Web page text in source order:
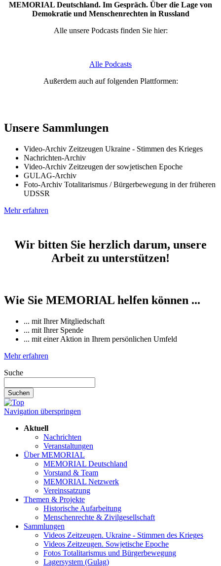
MEMORIAL Deutschland. Im Gespräch. Über die Lage von
Demokratie und Menschenrechten in Russland
Alle unsere Podcasts finden Sie hier:
Alle Podcasts
Außerdem auch auf folgenden Plattformen:
Unsere Sammlungen
Video-Archiv Zeitzeugen Ukraine - Stimmen des Krieges
Nachrichten-Archiv
Video-Archiv Zeitzeugen der sowjetischen Epoche
GULAG-Archiv
Foto-Archiv Totalitarismus / Bürgerbewegung in der früheren
UDSSR
Mehr erfahren
Wir bitten Sie herzlich darum, unsere
Arbeit zu unterstützen!
Wie Sie MEMORIAL helfen können ...
... mit Ihrer Mitgliedschaft
... mit Ihrer Spende
... mit einer Aktion in Ihrem persönlichen Umfeld
Mehr erfahren
Suche
Suchen
Navigation überspringen
Aktuell
Nachrichten
Veranstaltungen
Über MEMORIAL
MEMORIAL Deutschland
Vorstand & Team
MEMORIAL Netzwerk
Vereinssatzung
Themen & Projekte
Historische Aufarbeitung
Menschenrechte & Zivilgesellschaft
Sammlungen
Videos Zeitzeugen. Ukraine - Stimmen des Krieges
Videos Zeitzeugen. Sowjetische Epoche
Fotos Totalitarismus und Bürgerbewegung
Lagersystem (Gulag)